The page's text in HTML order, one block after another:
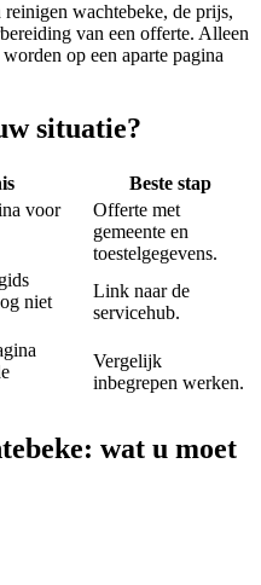
reinigen wachtebeke, de prijs,
van een offerte. Alleen
op een aparte pagina
situatie?
Beste stap
voor
Offerte met
gemeente en
toestelgegevens.
niet
Link naar de
servicehub.
Vergelijk
inbegrepen werken.
wat u moet